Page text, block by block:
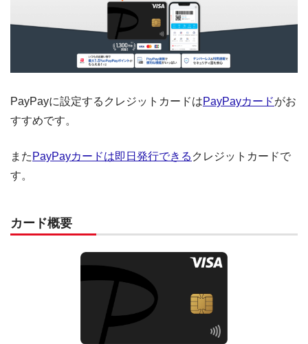
PayPayに設定するクレジットカードはPayPayカードがお
すすめです。
また PayPayカードは即日発行できる クレジットカードで
す。
カード概要